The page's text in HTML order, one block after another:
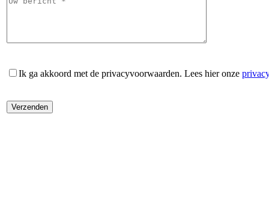
Ik ga akkoord met de privacyvoorwaarden. Lees hier onze